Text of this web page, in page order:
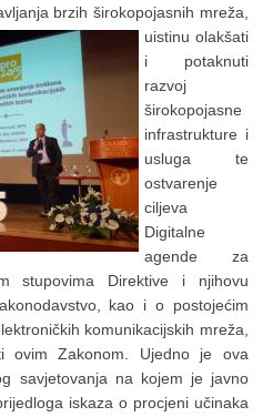
brzih širokopojasnih mreža,
uistinu olakšati
i potaknuti
razvoj
širokopojasne
infrastrukture i
usluga te
ostvarenje
ciljeva
Digitalne
agende za
stupovima Direktive i njihovu
kao i o postojećim
komunikacijskih mreža,
ovim Zakonom. Ujedno je ova
savjetovanja na kojem je javno
iskaza o procjeni učinaka